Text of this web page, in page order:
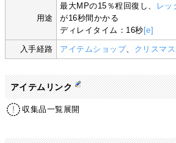
用途
最大MPの15％程回復し、 レッ
が16秒間かかる
ディレイタイム：16秒[e]
入手経路 アイテムショップ、 クリスマ
アイテムリンク
収集品一覧展開